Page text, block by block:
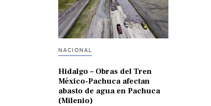
NACIONAL
Hidalgo – Obras del Tren
México-Pachuca afectan
abasto de agua en Pachuca
(Milenio)